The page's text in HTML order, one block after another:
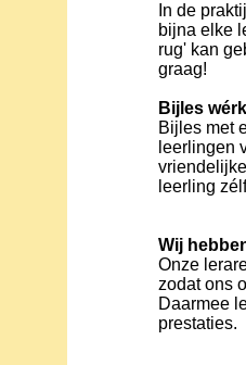
In de
bijna elke
rug' kan
graag!
Bijles
Bijles met
leerlingen
leerling
Wij
Onze
zodat ons
Daarmee
prestaties.